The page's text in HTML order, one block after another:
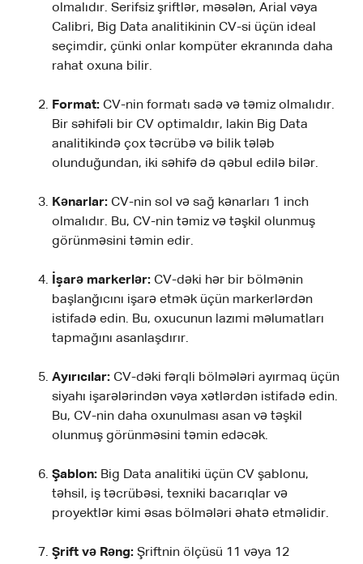
olmalıdır. Serifsiz şriftlər, məsələn, Arial vəya
Calibri, Big Data analitikinin CV-si üçün ideal
seçimdir, çünki onlar kompüter ekranında daha
rahat oxuna bilir.
Format: CV-nin formatı sadə və təmiz olmalıdır.
Bir səhifəli bir CV optimaldır, lakin Big Data
analitikində çox təcrübə və bilik tələb
olunduğundan, iki səhifə də qəbul edilə bilər.
Kənarlar: CV-nin sol və sağ kənarları 1 inch
olmalıdır. Bu, CV-nin təmiz və təşkil olunmuş
görünməsini təmin edir.
İşarə markerlər: CV-dəki hər bir bölmənin
başlanğıcını işarə etmək üçün markerlərdən
istifadə edin. Bu, oxucunun lazımi məlumatları
tapmağını asanlaşdırır.
Ayırıcılar: CV-dəki fərqli bölmələri ayırmaq üçün
siyahı işarələrindən vəya xətlərdən istifadə edin.
Bu, CV-nin daha oxunulması asan və təşkil
olunmuş görünməsini təmin edəcək.
Şablon: Big Data analitiki üçün CV şablonu,
təhsil, iş təcrübəsi, texniki bacarıqlar və
proyektlər kimi əsas bölmələri əhatə etməlidir.
Şrift və Rəng: Şriftnin ölçüsü 11 vəya 12